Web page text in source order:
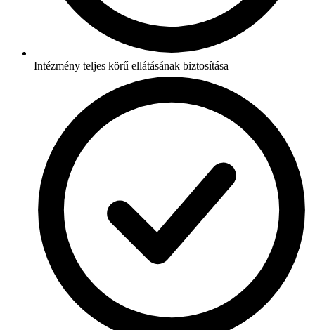
Intézmény teljes körű ellátásának biztosítása